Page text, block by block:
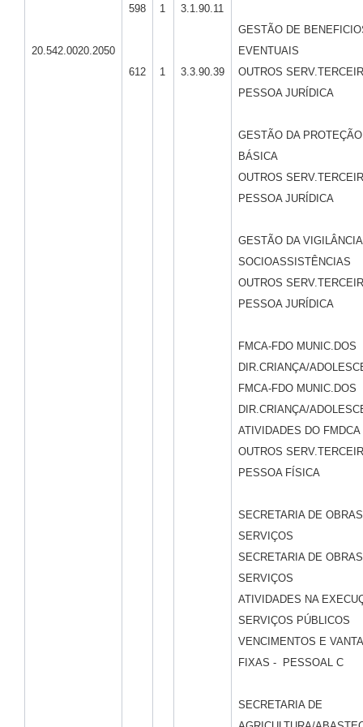
20.542.0020.2050
598
612
1
1
3.1.90.11
3.3.90.39
GESTÃO DE
EVENTUAIS
OUTROS
PESSOA JURÍDICA
GESTÃO DA
BÁSICA
OUTROS
PESSOA JURÍDICA
GESTÃO DA VIGILÂNCIA
SOCIOASSISTÊNCIAS
OUTROS
PESSOA JURÍDICA
FMCA-FDO MUNIC.DOS
DIR.CRIANÇA/
FMCA-FDO MUNIC.DOS
DIR.CRIANÇA/
ATIVIDADES DO FMDCA
OUTROS
PESSOA FÍSICA
SECRETARIA DE
SERVIÇOS
SECRETARIA DE
SERVIÇOS
ATIVIDADES NA
SERVIÇOS PÚBLICOS
VENCIMENTOS E
FIXAS - PESSOAL C
SECRETARIA DE